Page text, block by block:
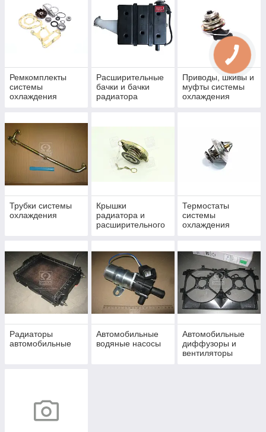
Ремкомплекты
системы
охлаждения
Расширительные
бачки и бачки
радиатора
Приводы, шкивы и
муфты системы
охлаждения
Трубки системы
охлаждения
Крышки
радиатора и
расширительного
Термостаты
системы
охлаждения
Радиаторы
автомобильные
Автомобильные
водяные насосы
Автомобильные
диффузоры и
вентиляторы